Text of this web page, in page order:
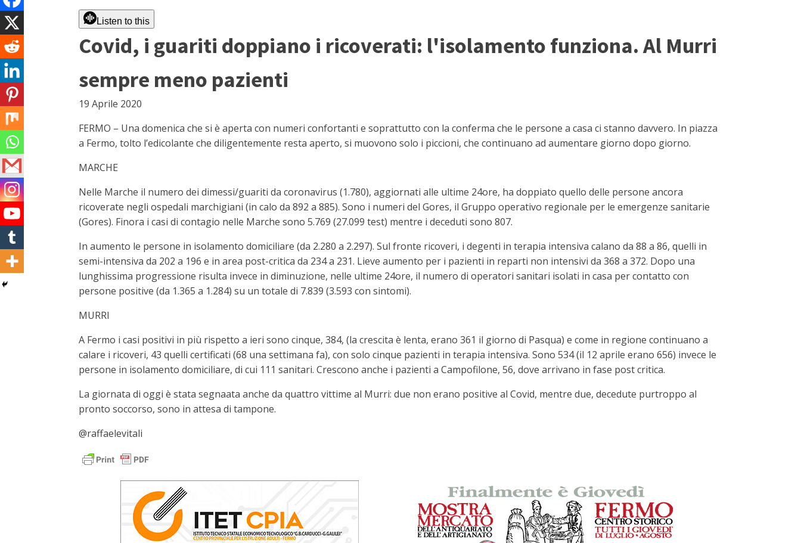
Listen to this
Covid, i guariti doppiano i ricoverati: l'isolamento funziona. Al Murri
sempre meno pazienti
19 Aprile 2020
FERMO – Una domenica che si è aperta con numeri confortanti e soprattutto con la conferma che le persone a casa ci stanno davvero. In piazza
a Fermo, tolto l’edicolante che diligentemente resta aperto, si muovono solo i piccioni, che continuano ad aumentare giorno dopo giorno.
MARCHE
Nelle Marche il numero dei dimessi/guariti da coronavirus (1.780), aggiornati alle ultime 24ore, ha doppiato quello delle persone ancora
ricoverate negli ospedali marchigiani (in calo da 892 a 885). Sono i numeri del Gores, il Gruppo operativo regionale per le emergenze sanitarie
(Gores). Finora i casi di contagio nelle Marche sono 5.769 (27.099 test) mentre i deceduti sono 807.
In aumento le persone in isolamento domiciliare (da 2.280 a 2.297). Sul fronte ricoveri, i degenti in terapia intensiva calano da 88 a 86, quelli in
semi-intensiva da 202 a 196 e in area post-critica da 234 a 231. Lieve aumento per i pazienti in reparti non intensivi da 368 a 372. Dopo una
lunghissima progressione risulta invece in diminuzione, nelle ultime 24ore, il numero di operatori sanitari isolati in casa per contatto con
persone positive (da 1.365 a 1.284) su un totale di 7.839 (3.593 con sintomi).
MURRI
A Fermo i casi positivi in più rispetto a ieri sono cinque, 384, (la crescita è lenta, erano 361 il giorno di Pasqua) e come in regione continuano a
calare i ricoveri, 43 quelli certificati (68 una settimana fa), con solo cinque pazienti in terapia intensiva. Sono 534 (il 12 aprile erano 656) invece le
persone in isolamento domiciliare, di cui 111 sanitari. Crescono anche i pazienti a Campofilone, 56, dove arrivano in fase post critica.
La giornata di oggi è stata segnaata anche da quattro vittime al Murri: due non erano positive al Covid, mentre due, decedute purtroppo al
pronto soccorso, sono in attesa di tampone.
@raffaelevitali